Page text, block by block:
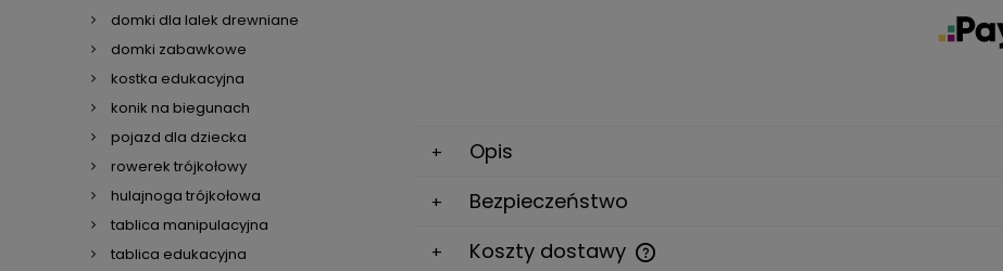
domki dla lalek drewniane
domki zabawkowe
kostka edukacyjna
konik na biegunach
pojazd dla dziecka
rowerek trójkołowy
hulajnoga trójkołowa
tablica manipulacyjna
tablica edukacyjna
Opis
Bezpieczeństwo
Koszty dostawy